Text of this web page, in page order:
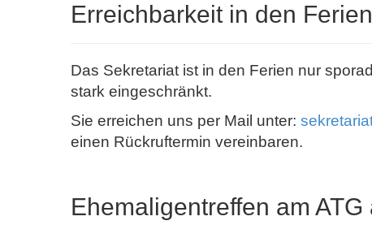
Erreichbarkeit in den Ferien
Das Sekretariat ist in den Ferien nur
stark eingeschränkt.
Sie erreichen uns per Mail unter:
einen Rückruftermin vereinbaren.
Ehemaligentreffen am